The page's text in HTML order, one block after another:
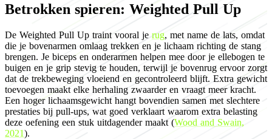
Betrokken spieren: Weighted Pull Up
De Weighted Pull Up traint vooral je rug, met name de lats, omdat
die je bovenarmen omlaag trekken en je lichaam richting de stang
brengen. Je biceps en onderarmen helpen mee door je ellebogen te
buigen en je grip stevig te houden, terwijl je bovenrug ervoor zorgt
dat de trekbeweging vloeiend en gecontroleerd blijft. Extra gewicht
toevoegen maakt elke herhaling zwaarder en vraagt meer kracht.
Een hoger lichaamsgewicht hangt bovendien samen met slechtere
prestaties bij pull-ups, wat goed verklaart waarom extra belasting
deze oefening een stuk uitdagender maakt (Wood and Swain,
2021).